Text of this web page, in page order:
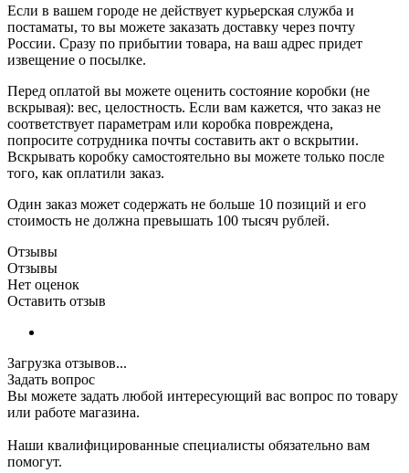
Если в вашем городе не действует курьерская служба и
постаматы, то вы можете заказать доставку через почту
России. Сразу по прибытии товара, на ваш адрес придет
извещение о посылке.
Перед оплатой вы можете оценить состояние коробки (не
вскрывая): вес, целостность. Если вам кажется, что заказ не
соответствует параметрам или коробка повреждена,
попросите сотрудника почты составить акт о вскрытии.
Вскрывать коробку самостоятельно вы можете только после
того, как оплатили заказ.
Один заказ может содержать не больше 10 позиций и его
стоимость не должна превышать 100 тысяч рублей.
Отзывы
Отзывы
Нет оценок
Оставить отзыв
Загрузка отзывов...
Задать вопрос
Вы можете задать любой интересующий вас вопрос по товару
или работе магазина.
Наши квалифицированные специалисты обязательно вам
помогут.